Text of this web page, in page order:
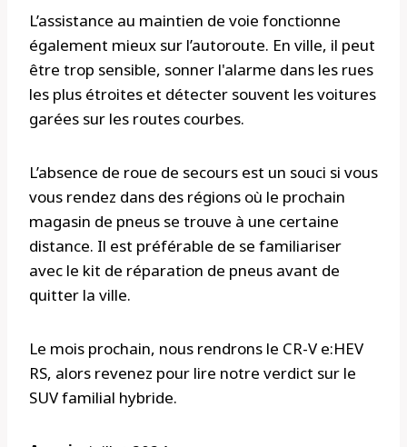
L’assistance au maintien de voie fonctionne
également mieux sur l’autoroute. En ville, il peut
être trop sensible, sonner l'alarme dans les rues
les plus étroites et détecter souvent les voitures
garées sur les routes courbes.
L’absence de roue de secours est un souci si vous
vous rendez dans des régions où le prochain
magasin de pneus se trouve à une certaine
distance. Il est préférable de se familiariser
avec le kit de réparation de pneus avant de
quitter la ville.
Le mois prochain, nous rendrons le CR-V e:HEV
RS, alors revenez pour lire notre verdict sur le
SUV familial hybride.